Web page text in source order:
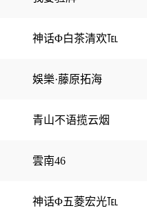
神话Φ白茶清欢℡
娛樂·藤原拓海
青山不语揽云烟
雲南46
神话Φ五菱宏光℡